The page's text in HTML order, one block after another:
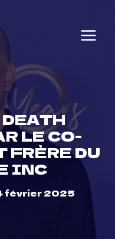
LE CO-
FRÈRE DU
INC
février 2025